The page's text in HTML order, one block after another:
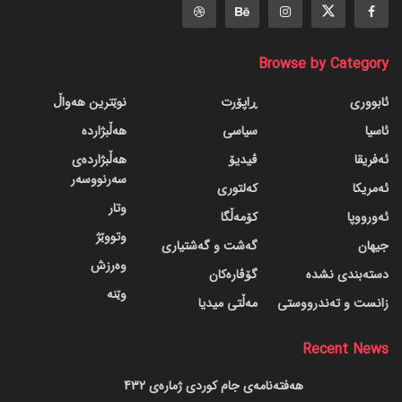
Browse by Category
ئابووری
ئاسیا
ئەفریقا
ئەمریکا
ئەورووپا
جیهان
دسته‌بندی نشده
زانست و تەندرووستی
ڕاپۆرت
سیاسی
ڤیدیۆ
کەلتوری
کۆمەڵگا
گه‌شت و گه‌شتیاری
گۆڤاره‌کان
مەڵتی میدیا
نوێترین هەواڵ
هەڵبژاردە
هەڵبژاردەی
سەرنووسەر
وتار
وتووێژ
وەرزش
وێنە
Recent News
هەفتەنامەی جام کوردی ژمارەی 432